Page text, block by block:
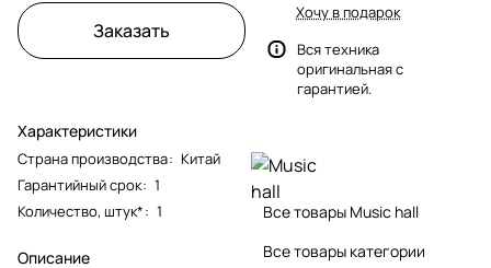
Заказать
Характеристики
Страна производства: Китай
Гарантийный срок: 1
Количество, штук*: 1
Описание
Хочу в подарок
Вся техника
оригинальная с
гарантией.
Все товары Music hall
Все товары категории